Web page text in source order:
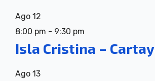
Ago 12
8:00 pm - 9:30 pm
Isla Cristina –
Ago 13